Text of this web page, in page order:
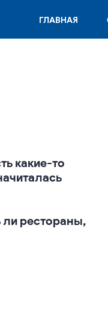
ГЛАВНАЯ
какие-то
ли рестораны,